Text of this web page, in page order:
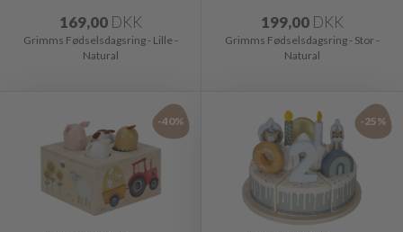
169,00 DKK
Grimms Fødselsdagsring - Lille -
Natural
199,00 DKK
Grimms Fødselsdagsring - Stor -
Natural
-40% -25%